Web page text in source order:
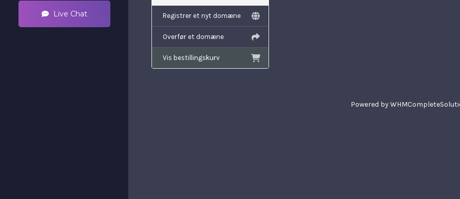
Live Chat Registrer et nyt domæne
Overfør et domæne
Vis bestillingskurv
Powered by